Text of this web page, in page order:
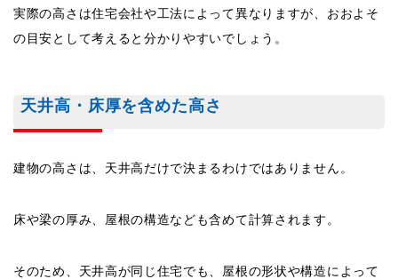
実際の高さは住宅会社や工法によって異なりますが、おおよそ
の目安として考えると分かりやすいでしょう。
天井高・床厚を含めた高さ
建物の高さは、天井高だけで決まるわけではありません。
床や梁の厚み、屋根の構造なども含めて計算されます。
そのため、天井高が同じ住宅でも、屋根の形状や構造によって